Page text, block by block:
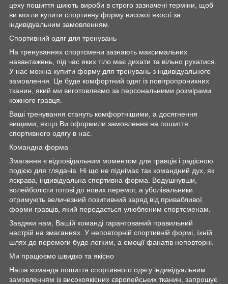
цеху пошиття шиють вироби в строго зазначені терміни, щоб
ви могли купити спортивну форму високої якості за
індивідуальним замовленням.
Спортивний одяг для тренувань
На тренуваннях спортсмени зазнають максимальних
навантажень, під час яких тіло має дихати та вільно рухатися.
У нас можна купити форму для тренувань з індивідуального
замовлення. Це буде комфортний одяг із повітропроникних
тканин, який ми виготовляємо за персональними розмірами
кожного гравця.
Ваші тренування стануть комфортнішими, а досягнення
вищими, якщо Ви оформили замовлення на пошиття
спортивного одягу в нас.
Командна форма
Змагання є відповідальним моментом для гравців і радісною
подією для глядачів. Ні що не піднімає так командний дух, як
яскрава, індивідуальна спортивна форма. Водушнувши,
волейболісти готові до нових перемог, а уболівальники
отримують величезний позитивний заряд від привабливої
форми гравців, який передається улюбленим спортсменам.
Завдяки нам, Вашій команді гарантований правильний
настрій на змаганнях. У неповторній спортивній формі, їхній
шлях до перемоги буде легким, а емоції фанатів неповторні.
Ми працюємо швидко та якісно
Наша команда пошиття спортивного одягу індивідуальним
замовленням із високоякісних європейських тканин, запрошує